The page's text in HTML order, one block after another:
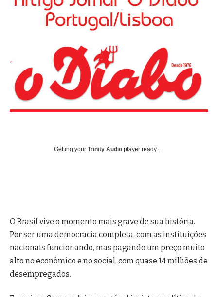
Getting your Trinity Audio player ready...
O Brasil vive o momento mais grave de sua história.
Por ser uma democracia completa, com as instituições
nacionais funcionando, mas pagando um preço muito
alto no econômico e no social, com quase 14 milhões de
desempregados.